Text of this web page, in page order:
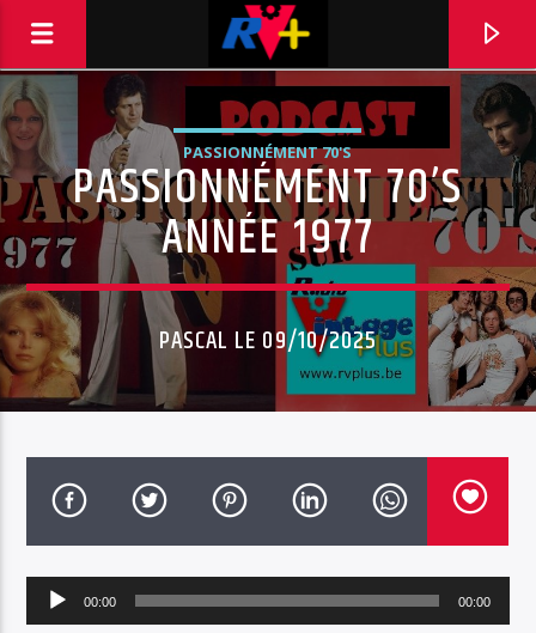
RADIO VINTAGE PLUS
POUR ET AVEC VOUS
TITRE
ARTISTE
PASSIONNÉMENT 70'S
PASSIONNÉMENT 70’S
ANNÉE 1977
PASCAL LE 09/10/2025
Lecteur
audio
00:00 00:00